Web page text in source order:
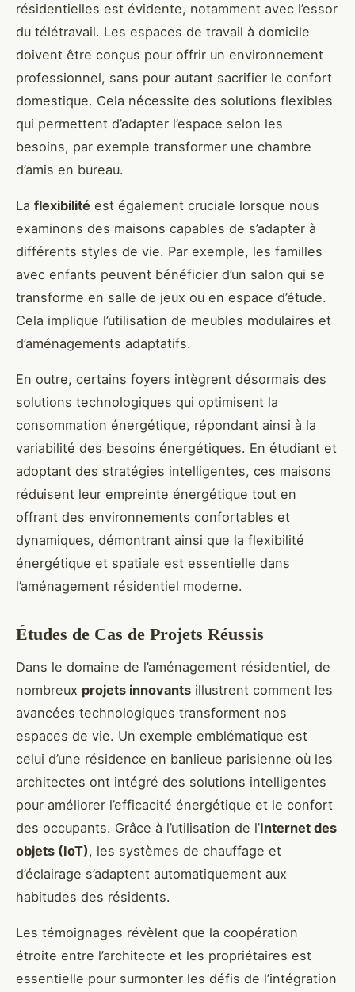
résidentielles est évidente, notamment avec l’essor
du télétravail. Les espaces de travail à domicile
doivent être conçus pour offrir un environnement
professionnel, sans pour autant sacrifier le confort
domestique. Cela nécessite des solutions flexibles
qui permettent d’adapter l’espace selon les
besoins, par exemple transformer une chambre
d’amis en bureau.
La flexibilité est également cruciale lorsque nous
examinons des maisons capables de s’adapter à
différents styles de vie. Par exemple, les familles
avec enfants peuvent bénéficier d’un salon qui se
transforme en salle de jeux ou en espace d’étude.
Cela implique l’utilisation de meubles modulaires et
d’aménagements adaptatifs.
En outre, certains foyers intègrent désormais des
solutions technologiques qui optimisent la
consommation énergétique, répondant ainsi à la
variabilité des besoins énergétiques. En étudiant et
adoptant des stratégies intelligentes, ces maisons
réduisent leur empreinte énergétique tout en
offrant des environnements confortables et
dynamiques, démontrant ainsi que la flexibilité
énergétique et spatiale est essentielle dans
l’aménagement résidentiel moderne.
Études de Cas de Projets Réussis
Dans le domaine de l’aménagement résidentiel, de
nombreux projets innovants illustrent comment les
avancées technologiques transforment nos
espaces de vie. Un exemple emblématique est
celui d’une résidence en banlieue parisienne où les
architectes ont intégré des solutions intelligentes
pour améliorer l’efficacité énergétique et le confort
des occupants. Grâce à l’utilisation de l’Internet des
objets (IoT), les systèmes de chauffage et
d’éclairage s’adaptent automatiquement aux
habitudes des résidents.
Les témoignages révèlent que la coopération
étroite entre l’architecte et les propriétaires est
essentielle pour surmonter les défis de l’intégration